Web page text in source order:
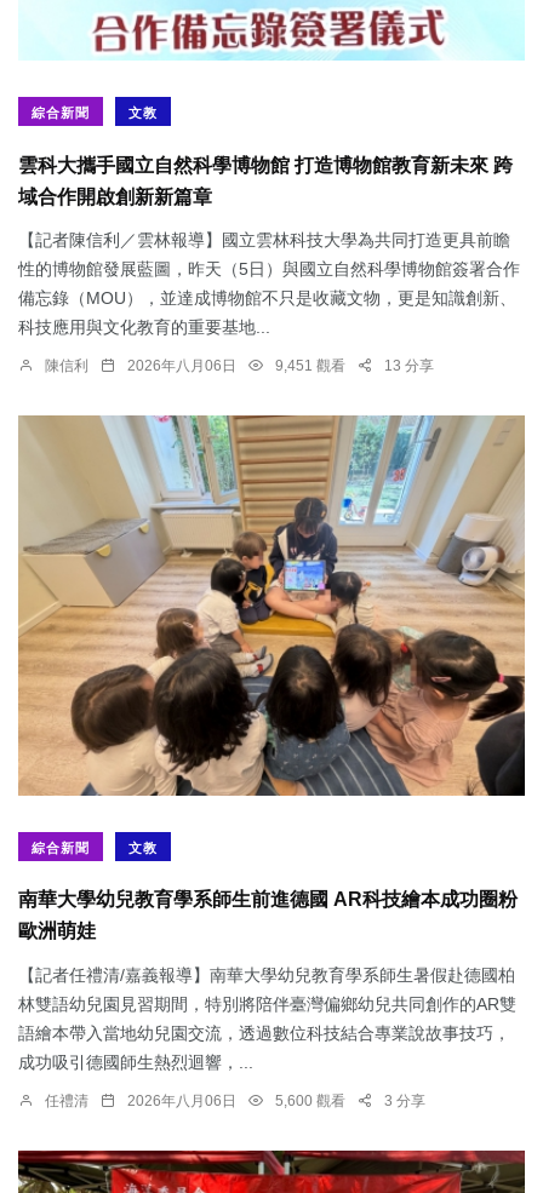
綜合新聞 文教
雲科大攜手國立自然科學博物館 打造博物館教育新未來 跨
域合作開啟創新新篇章
【記者陳信利／雲林報導】國立雲林科技大學為共同打造更具前瞻
性的博物館發展藍圖，昨天（5日）與國立自然科學博物館簽署合作
備忘錄（MOU），並達成博物館不只是收藏文物，更是知識創新、
科技應用與文化教育的重要基地...
陳信利 2026年八月06日 9,451 觀看 13 分享
綜合新聞 文教
南華大學幼兒教育學系師生前進德國 AR科技繪本成功圈粉
歐洲萌娃
【記者任禮清/嘉義報導】南華大學幼兒教育學系師生暑假赴德國柏
林雙語幼兒園見習期間，特別將陪伴臺灣偏鄉幼兒共同創作的AR雙
語繪本帶入當地幼兒園交流，透過數位科技結合專業說故事技巧，
成功吸引德國師生熱烈迴響，...
任禮清 2026年八月06日 5,600 觀看 3 分享